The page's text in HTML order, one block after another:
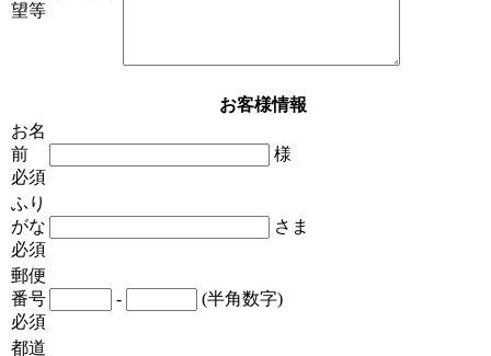
望等
お客様情報
お名
前
必須
様
ふり
がな
必須
さま
郵便
番号
必須
- (半角数字)
都道